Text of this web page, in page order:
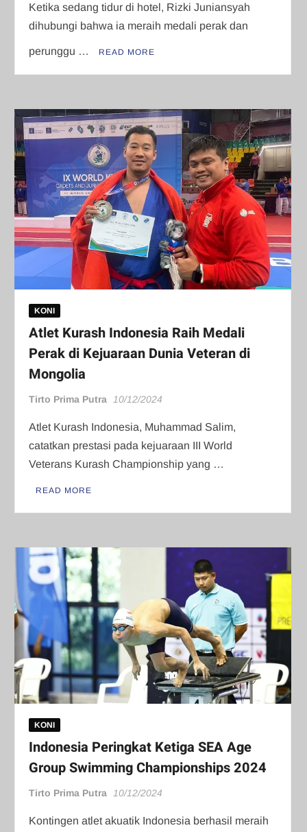
Ketika sedang tidur di hotel, Rizki Juniansyah
dihubungi bahwa ia meraih medali perak dan
perunggu … READ MORE
KONI
Atlet Kurash Indonesia Raih Medali
Perak di Kejuaraan Dunia Veteran di
Mongolia
Tirto Prima Putra 10/12/2024
Atlet Kurash Indonesia, Muhammad Salim,
catatkan prestasi pada kejuaraan III World
Veterans Kurash Championship yang …
READ MORE
KONI
Indonesia Peringkat Ketiga SEA Age
Group Swimming Championships 2024
Tirto Prima Putra 10/12/2024
Kontingen atlet akuatik Indonesia berhasil meraih